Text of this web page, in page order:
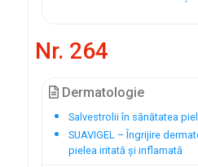
Nr. 264
Dermatologie
Salvestrolii în sănătatea
SUAVIGEL – Îngrijire
pielea iritată și inflamată